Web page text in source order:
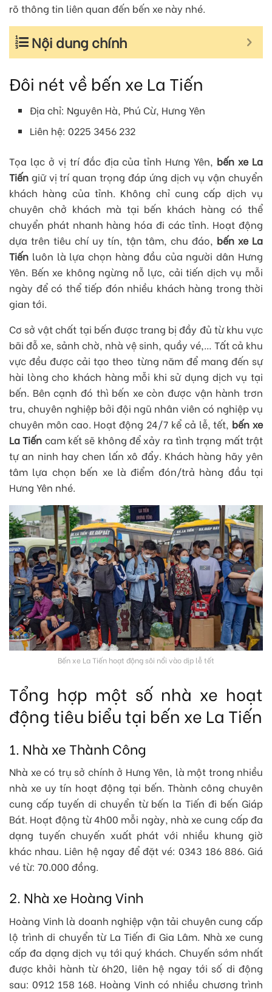
rõ thông tin liên quan đến bến xe này nhé.
Nội dung chính
Đôi nét về bến xe La Tiến
Địa chỉ: Nguyên Hà, Phú Cừ, Hưng Yên
Liên hệ: 0225 3456 232
Tọa lạc ở vị trí đắc địa của tỉnh Hưng Yên, bến xe La
Tiến giữ vị trí quan trọng đáp ứng dịch vụ vận chuyển
khách hàng của tỉnh. Không chỉ cung cấp dịch vụ
chuyên chở khách mà tại bến khách hàng có thể
chuyển phát nhanh hàng hóa đi các tỉnh. Hoạt động
dựa trên tiêu chí uy tín, tận tâm, chu đáo, bến xe La
Tiến luôn là lựa chọn hàng đầu của người dân Hưng
Yên. Bến xe không ngừng nỗ lực, cải tiến dịch vụ mỗi
ngày để có thể tiếp đón nhiều khách hàng trong thời
gian tới.
Cơ sở vật chất tại bến được trang bị đầy đủ từ khu vực
bãi đỗ xe, sảnh chờ, nhà vệ sinh, quầy vé,… Tất cả khu
vực đều được cải tạo theo từng năm để mang đến sự
hài lòng cho khách hàng mỗi khi sử dụng dịch vụ tại
bến. Bên cạnh đó thì bến xe còn được vận hành trơn
tru, chuyên nghiệp bởi đội ngũ nhân viên có nghiệp vụ
chuyên môn cao. Hoạt động 24/7 kể cả lễ, tết, bến xe
La Tiến cam kết sẽ không để xảy ra tình trạng mất trật
tự an ninh hay chen lấn xô đẩy. Khách hàng hãy yên
tâm lựa chọn bến xe là điểm đón/trả hàng đầu tại
Hưng Yên nhé.
Bến xe La Tiến hoạt động sôi nổi vào dịp lễ tết
Tổng hợp một số nhà xe hoạt
động tiêu biểu tại bến xe La Tiến
1. Nhà xe Thành Công
Nhà xe có trụ sở chính ở Hưng Yên, là một trong nhiều
nhà xe uy tín hoạt động tại bến. Thành công chuyên
cung cấp tuyến di chuyển từ bến la Tiến đi bến Giáp
Bát. Hoạt động từ 4h00 mỗi ngày, nhà xe cung cấp đa
dạng tuyến chuyến xuất phát với nhiều khung giờ
khác nhau. Liên hệ ngay để đặt vé: 0343 186 886. Giá
vé từ: 70.000 đồng.
2. Nhà xe Hoàng Vinh
Hoàng Vinh là doanh nghiệp vận tải chuyên cung cấp
lộ trình di chuyển từ La Tiến đi Gia Lâm. Nhà xe cung
cấp đa dạng dịch vụ tới quý khách. Chuyến sớm nhất
được khởi hành từ 6h20, liên hệ ngay tới số di động
sau: 0912 158 168. Hoàng Vinh có nhiều chương trình